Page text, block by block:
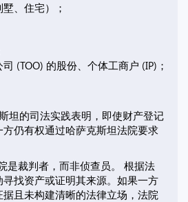
、住宅）；
(TOO) 的股份、个体工商户 (IP)；
坦的司法实践表明，即使财产登记
仍有权通过哈萨克斯坦法院要求
是裁判者，而非侦查员。 根据法
找资产或证明其来源。如果一方
且未构建清晰的法律立场，法院